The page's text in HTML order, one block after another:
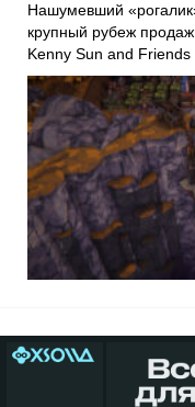
Нашумевший
крупный рубеж
Kenny Sun and Friends